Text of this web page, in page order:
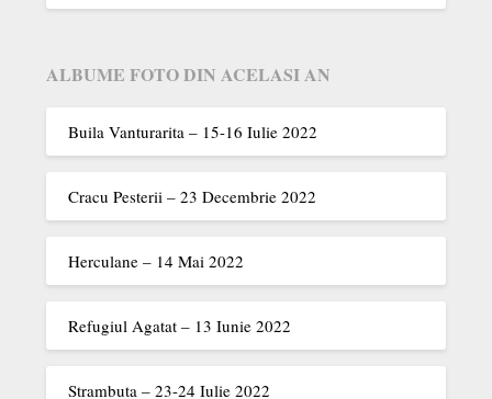
ALBUME FOTO DIN ACELASI AN
Buila Vanturarita – 15-16 Iulie 2022
Cracu Pesterii – 23 Decembrie 2022
Herculane – 14 Mai 2022
Refugiul Agatat – 13 Iunie 2022
Strambuta – 23-24 Iulie 2022